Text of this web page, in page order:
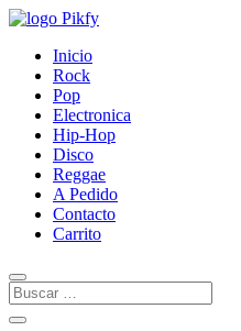
Inicio
Rock
Pop
Electronica
Hip-Hop
Disco
Reggae
A Pedido
Contacto
Carrito